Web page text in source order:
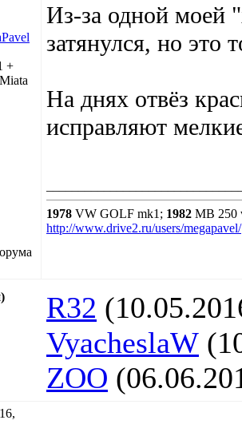
+
Из-за одной моей
затянулся, но это
На днях отвёз
исправляют
1978 VW GOLF mk1; 1982 MB 250
http://www.drive2.ru/users/megapavel/
R32
VyacheslaW
ZOO